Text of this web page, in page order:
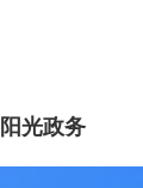
阳光政务